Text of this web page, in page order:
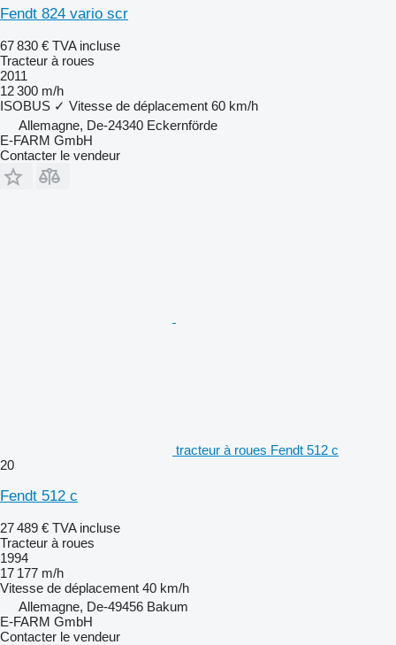
Fendt 824 vario scr
67 830 € TVA incluse
Tracteur à roues
2011
12 300 m/h
ISOBUS ✓ Vitesse de déplacement 60 km/h
Allemagne, De-24340 Eckernförde
E-FARM GmbH
Contacter le vendeur
tracteur à roues Fendt 512 c
20
Fendt 512 c
27 489 € TVA incluse
Tracteur à roues
1994
17 177 m/h
Vitesse de déplacement 40 km/h
Allemagne, De-49456 Bakum
E-FARM GmbH
Contacter le vendeur